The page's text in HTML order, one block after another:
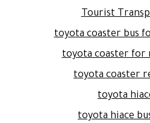
Tourist
toyota coaster bus
toyota coaster for
toyota coaster
toyota
toyota hiace